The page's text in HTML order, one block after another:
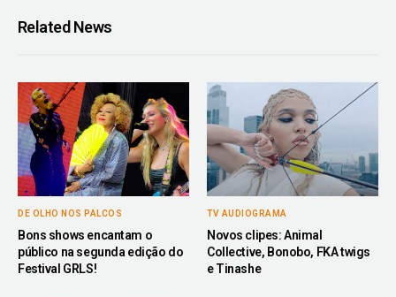
Related News
DE OLHO NOS PALCOS
Bons shows encantam o
público na segunda edição do
Festival GRLS!
TV AUDIOGRAMA
Novos clipes: Animal
Collective, Bonobo, FKA twigs
e Tinashe